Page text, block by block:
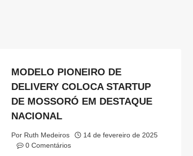
MODELO PIONEIRO DE
DELIVERY COLOCA STARTUP
DE MOSSORÓ EM DESTAQUE
NACIONAL
Por Ruth Medeiros
14 de fevereiro de 2025
0 Comentários